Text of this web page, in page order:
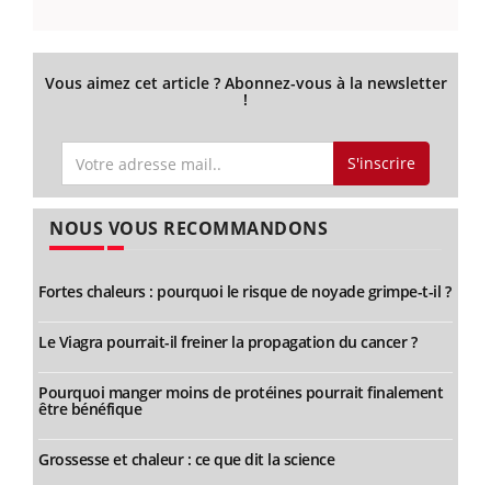
Vous aimez cet article ? Abonnez-vous à la newsletter
!
S'inscrire
NOUS VOUS RECOMMANDONS
Fortes chaleurs : pourquoi le risque de noyade grimpe-t-il ?
Le Viagra pourrait-il freiner la propagation du cancer ?
Pourquoi manger moins de protéines pourrait finalement
être bénéfique
Grossesse et chaleur : ce que dit la science